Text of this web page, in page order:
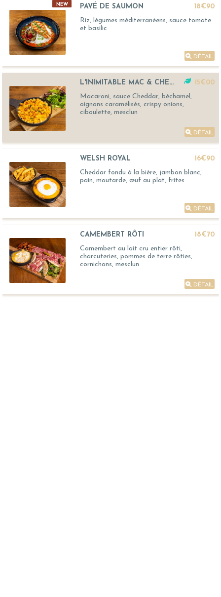
NEW PAVÉ DE SAUMON
18€90
Riz, légumes méditerranéens, sauce tomate
et basilic
DÉTAIL
L'INIMITABLE MAC & CHEESE
15€00
Macaroni, sauce Cheddar, béchamel,
oignons caramélisés, crispy onions,
ciboulette, mesclun
DÉTAIL
WELSH ROYAL
16€90
Cheddar fondu à la bière, jambon blanc,
pain, moutarde, œuf au plat, frites
DÉTAIL
CAMEMBERT RÔTI
18€70
Camembert au lait cru entier rôti,
charcuteries, pommes de terre rôties,
cornichons, mesclun
DÉTAIL